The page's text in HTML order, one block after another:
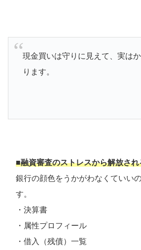
現金買いは守りに見えて、実は
ります。
■融資審査のストレスから解放され
銀行の顔色をうかがわなくていい
す。
・決算書
・属性プロフィール
・借入（残債）一覧